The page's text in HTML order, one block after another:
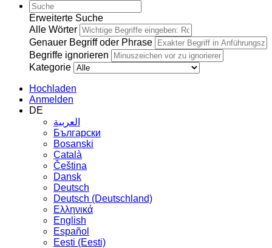
Erweiterte Suche
Alle Wörter
Genauer Begriff oder Phrase
Begriffe ignorieren
Kategorie
Hochladen
Anmelden
DE
العربية
Български
Bosanski
Сatalà
Čeština
Dansk
Deutsch
Deutsch (Deutschland)
Ελληνικά
English
Español
Eesti (Eesti)